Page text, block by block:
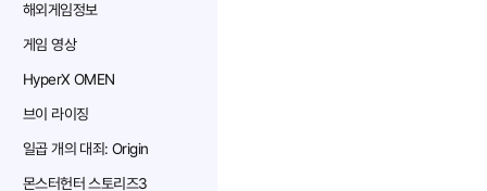
해외게임정보
게임 영상
HyperX OMEN
브이 라이징
일곱 개의 대죄: Origin
몬스터헌터 스토리즈3